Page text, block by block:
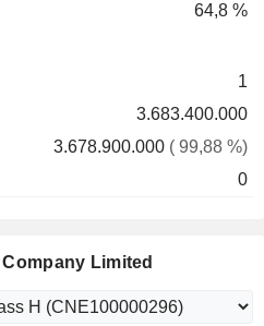
64,8 %
1
3.683.400.000
3.678.900.000 ( 99,88 %)
0
Limited